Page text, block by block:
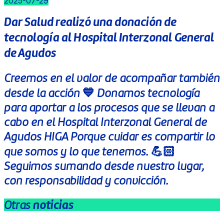
Dar Salud realizó una donación de
tecnología al Hospital Interzonal General
de Agudos
Creemos en el valor de acompañar también
desde la acción 💙 Donamos tecnología
para aportar a los procesos que se llevan a
cabo en el Hospital Interzonal General de
Agudos HIGA Porque cuidar es compartir lo
que somos y lo que tenemos. 💪🏻
Seguimos sumando desde nuestro lugar,
con responsabilidad y convicción.
Otras noticias